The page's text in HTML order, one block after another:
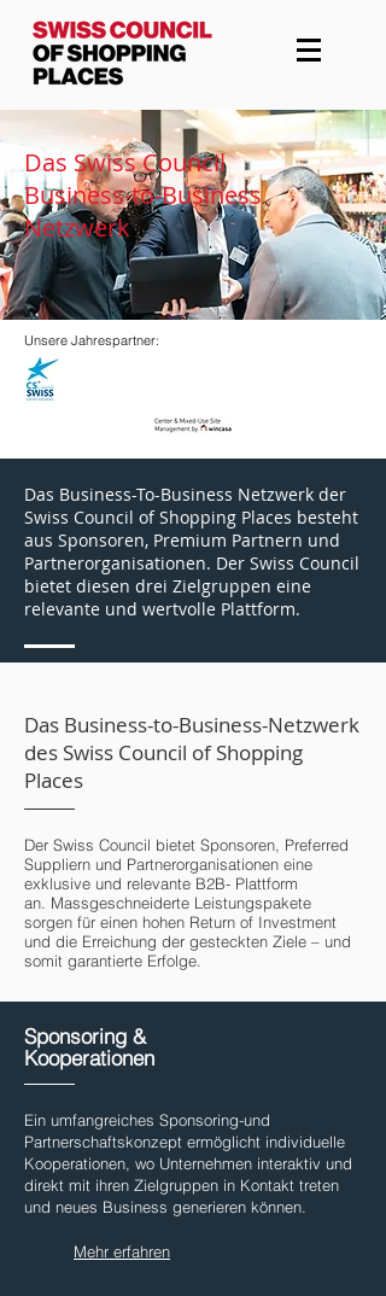
Das Swiss Council
Business-to-Business
Netzwerk
Unsere Jahrespartner:
Das Business-To-Business Netzwerk der
Swiss Council of Shopping Places besteht
aus Sponsoren, Premium Partnern und
Partnerorganisationen. Der Swiss Council
bietet diesen drei Zielgruppen eine
relevante und wertvolle Plattform.
Das Business-to-Business-Netzwerk
des Swiss Council of Shopping
Places
Der Swiss Council bietet Sponsoren, Preferred
Suppliern und Partnerorganisationen eine
exklusive und relevante B2B- Plattform
an. Massgeschneiderte Leistungspakete
sorgen für einen hohen Return of Investment
und die Erreichung der gesteckten Ziele – und
somit garantierte Erfolge.
Sponsoring &
Kooperationen
Ein umfangreiches Sponsoring-und
Partnerschaftskonzept ermöglicht individuelle
Kooperationen, wo Unternehmen interaktiv und
direkt mit ihren Zielgruppen in Kontakt treten
und neues Business generieren können.
Mehr erfahren